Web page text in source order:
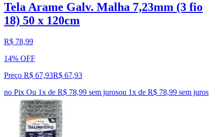
Tela Arame Galv. Malha 7,23mm (3 fio
18) 50 x 120cm
R$ 78,99
14% OFF
Preço R$ 67,93R$ 67,93
no Pix Ou 1x de R$ 78,99 sem jurosou 1x de R$ 78,99 sem juros